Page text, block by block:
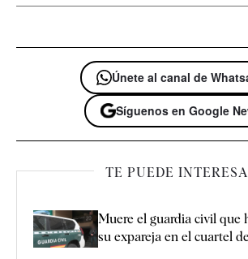
Únete al canal de
Síguenos en Google
TE PUEDE
Muere el guardia civil que
su expareja en el cuartel